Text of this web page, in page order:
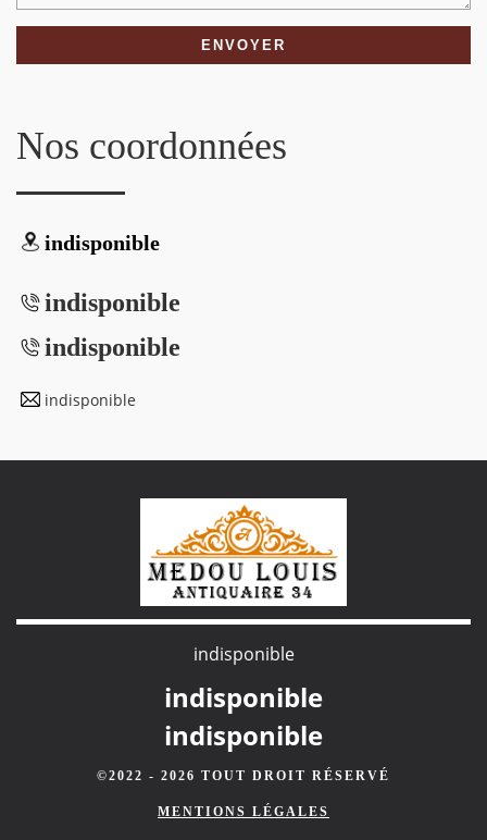
Nos coordonnées
indisponible
indisponible
indisponible
indisponible
indisponible
indisponible
indisponible
©2022 - 2026 TOUT DROIT RÉSERVÉ
MENTIONS LÉGALES